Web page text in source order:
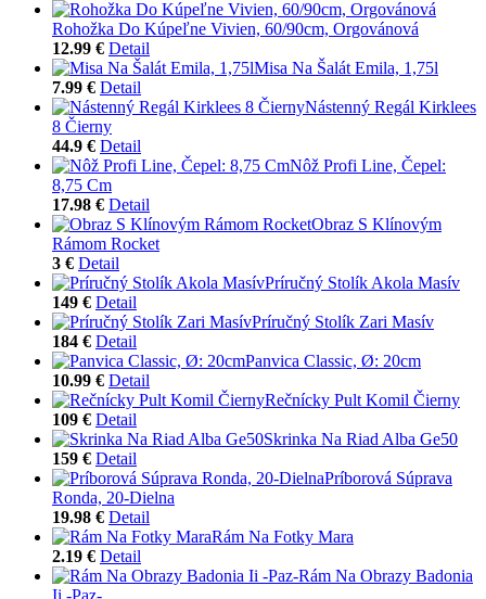
Rohožka Do Kúpeľne Vivien, 60/90cm, Orgovánová
12.99 € Detail
Misa Na Šalát Emila, 1,75l
7.99 € Detail
Nástenný Regál Kirklees
8 Čierny
44.9 € Detail
Nôž Profi Line, Čepel:
8,75 Cm
17.98 € Detail
Obraz S Klínovým
Rámom Rocket
3 € Detail
Príručný Stolík Akola Masív
149 € Detail
Príručný Stolík Zari Masív
184 € Detail
Panvica Classic, Ø: 20cm
10.99 € Detail
Rečnícky Pult Komil Čierny
109 € Detail
Skrinka Na Riad Alba Ge50
159 € Detail
Príborová Súprava
Ronda, 20-Dielna
19.98 € Detail
Rám Na Fotky Mara
2.19 € Detail
Rám Na Obrazy Badonia
Ii -Paz-